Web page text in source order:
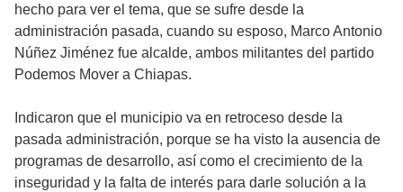
hecho para ver el tema, que se sufre desde la
administración pasada, cuando su esposo, Marco Antonio
Núñez Jiménez fue alcalde, ambos militantes del partido
Podemos Mover a Chiapas.
Indicaron que el municipio va en retroceso desde la
pasada administración, porque se ha visto la ausencia de
programas de desarrollo, así como el crecimiento de la
inseguridad y la falta de interés para darle solución a la